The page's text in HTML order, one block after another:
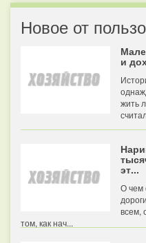
Новое от
и
жить
эт...
О чем
всем,
том, как нач...